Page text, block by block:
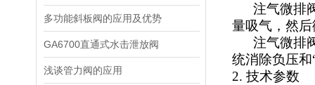
多功能斜板阀的应用及优势
GA6700直通式水击泄放阀
浅谈管力阀的应用
注气微排
量吸气，然
注气微排阀
统消除负压
2. 技术参数